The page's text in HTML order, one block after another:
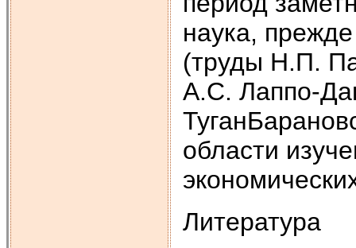
наука,
(труды Н.П.
А.С. Лаппо-
области
Литература